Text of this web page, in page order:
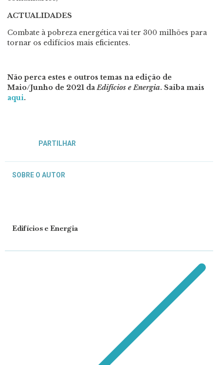
ACTUALIDADES
Combate à pobreza energética vai ter 300 milhões para
tornar os edifícios mais eficientes.
Não perca estes e outros temas na edição de
Maio/Junho de 2021 daEdifícios e Energia. Saiba mais
aqui.
PARTILHAR
SOBRE O AUTOR
Edifícios e Energia